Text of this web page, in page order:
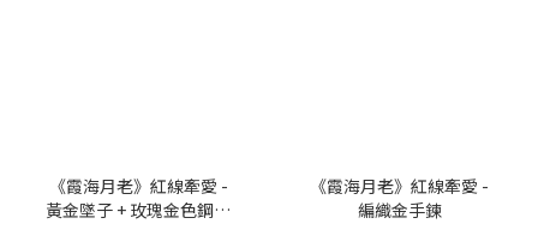
《霞海月老》紅線牽愛 -
黃金墜子 + 玫瑰金色鋼項
《霞海月老》紅線牽愛 -
編織金手鍊